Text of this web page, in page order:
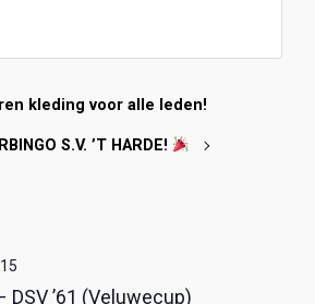
kleding voor alle leden!
S.V. ’T HARDE!
DSV ’61 (Veluwecup)